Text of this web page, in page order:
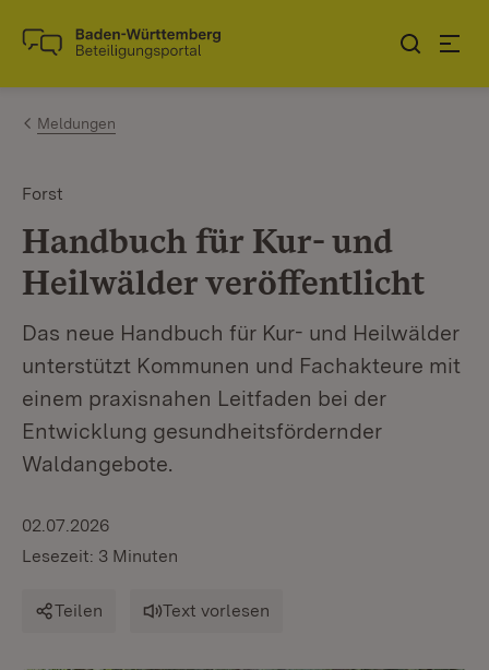
Zum Inhalt springen
Link zur Startseite
Meldungen
Forst
Handbuch für Kur- und
Heilwälder veröffentlicht
Das neue Handbuch für Kur- und Heilwälder
unterstützt Kommunen und Fachakteure mit
einem praxisnahen Leitfaden bei der
Entwicklung gesundheitsfördernder
Waldangebote.
02.07.2026
Lesezeit: 3 Minuten
Teilen Text vorlesen